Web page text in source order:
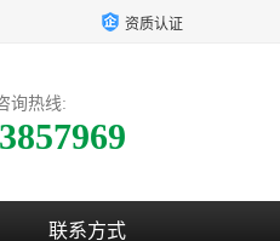
资质认证
询热线:
联系方式